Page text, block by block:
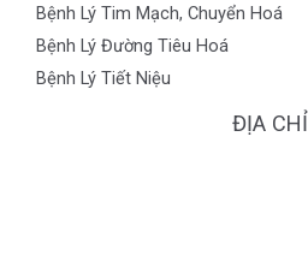
Bệnh Lý Tim Mạch, Chuyển Hoá
Bệnh Lý Đường Tiêu Hoá
Bệnh Lý Tiết Niệu
ĐỊA CHỈ